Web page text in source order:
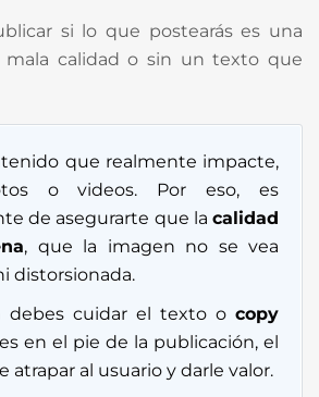
si lo que postearás es una
mala calidad o sin un texto que
que realmente impacte,
o videos. Por eso, es
de asegurarte que la calidad
, que la imagen no se vea
distorsionada.
debes cuidar el texto o copy
en el pie de la publicación, el
atrapar al usuario y darle valor.